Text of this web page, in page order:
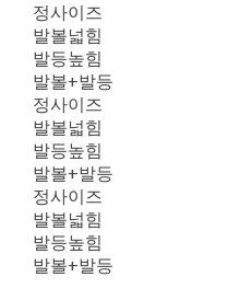
정사이즈
발볼넓힘
발등높힘
발볼+발등
정사이즈
발볼넓힘
발등높힘
발볼+발등
정사이즈
발볼넓힘
발등높힘
발볼+발등